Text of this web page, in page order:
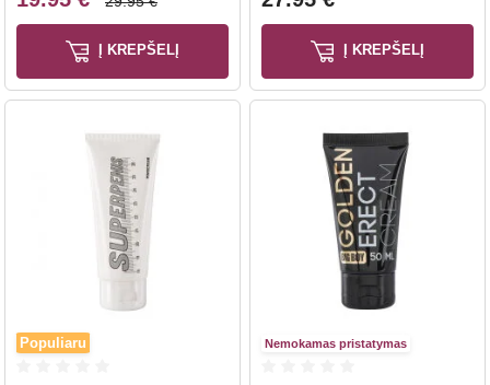
Į KREPŠELĮ Į KREPŠELĮ
Populiaru Nemokamas pristatymas